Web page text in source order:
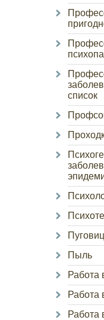
список
Пыль
Работа
Работа
Работа